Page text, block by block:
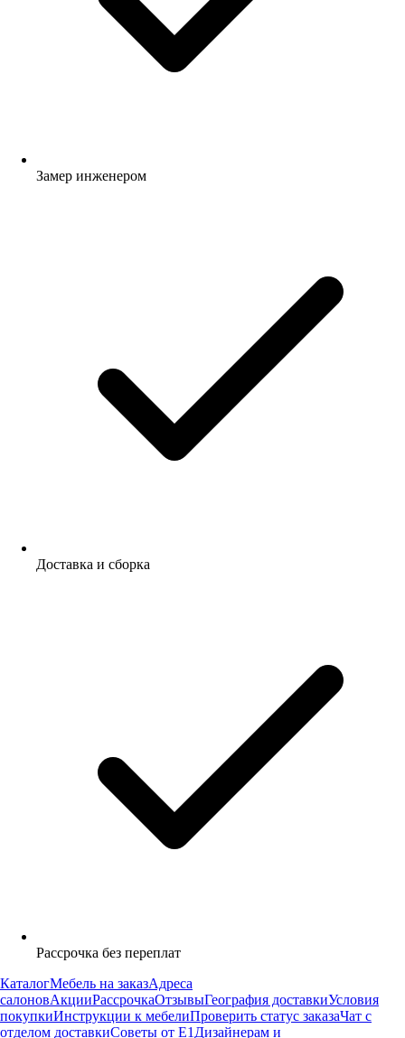
Замер инженером
Доставка и сборка
Рассрочка без переплат
КаталогМебель на заказАдреса
салоновАкцииРассрочкаОтзывыГеография доставкиУсловия
покупкиИнструкции к мебелиПроверить статус заказаЧат с
отделом доставкиСоветы от Е1 Дизайнерам и